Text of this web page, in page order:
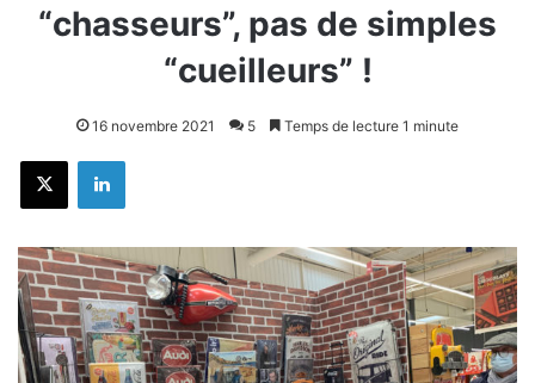
“chasseurs”, pas de simples
“cueilleurs” !
16 novembre 2021 5 Temps de lecture 1 minute
X Linkedin